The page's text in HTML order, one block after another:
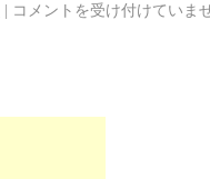
| コメントを受け付けていま